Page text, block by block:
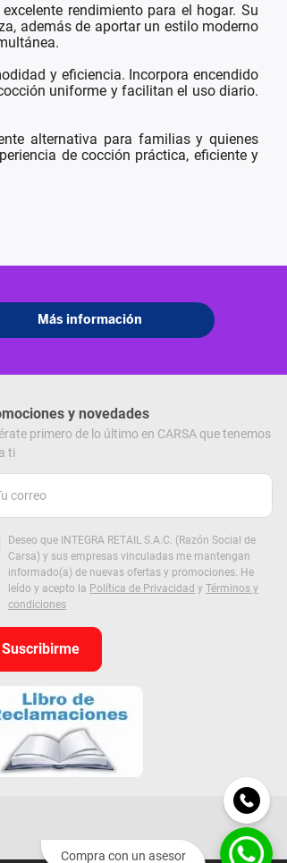
rendimiento para el hogar. Su
además de aportar un estilo moderno
y eficiencia. Incorpora encendido
uniforme y facilitan el uso diario.
alternativa para familias y quienes
de cocción práctica, eficiente y
y novedades
primero de lo último en CARSA que tenemos
ti
Deseo que INTEGRA RETAIL S.A.C. (Razón Social de
Carsa) y sus empresas vinculadas me mantengan
informado(a) de nuevas ofertas y promociones. He
leído y acepto la Política de Privacidad y Términos y
condiciones
Suscribirme
Compra con un asesor